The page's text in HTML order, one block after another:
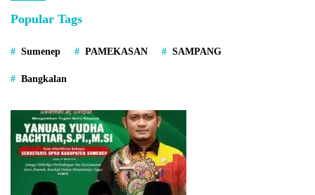
Popular Tags
Sumenep PAMEKASAN SAMPANG
Bangkalan